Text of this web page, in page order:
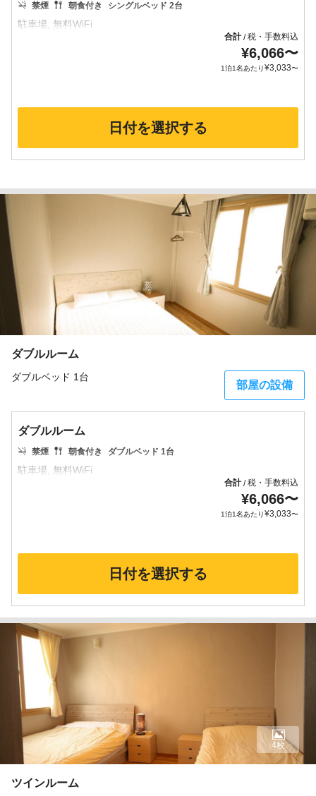
禁煙 朝食付き シングルベッド 2台
合計/税・手数料込
¥6,066〜
1泊1名あたり¥3,033〜
日付を選択する
ダブルルーム
ダブルベッド 1台
部屋の設備
ダブルルーム
禁煙 朝食付き ダブルベッド 1台
合計/税・手数料込
¥6,066〜
1泊1名あたり¥3,033〜
日付を選択する
ツインルーム
4枚